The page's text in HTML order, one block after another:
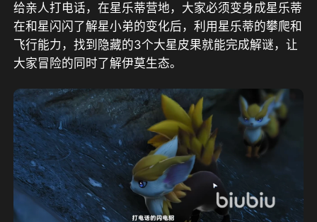
给亲人打电话，在星乐蒂营地，大家必须变身成星乐蒂
在和星闪闪了解星小弟的变化后，利用星乐蒂的攀爬和
飞行能力，找到隐藏的3个大星皮果就能完成解谜，让
大家冒险的同时了解伊莫生态。